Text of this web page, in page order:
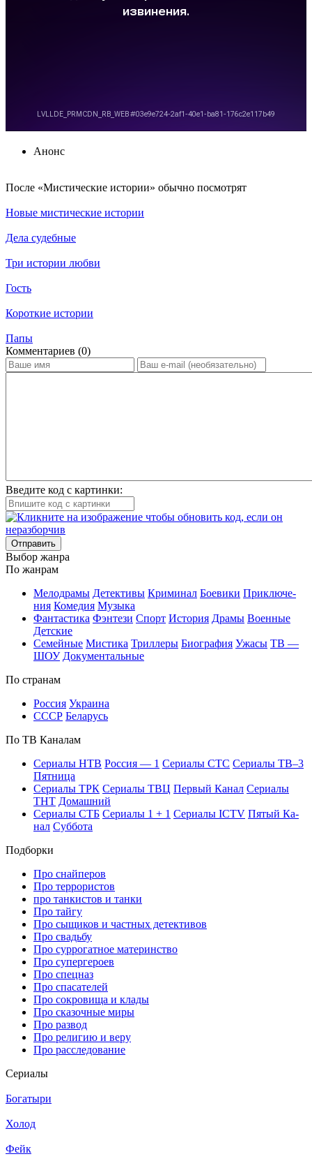
Анонс
По­сле «Мистические истории» обыч­но по­смот­рят
Новые мистические истории
Дела судебные
Три истории любви
Гость
Короткие истории
Папы
Ком­мен­та­ри­ев (0)
Введите код с картинки:
Отправить
Вы­бор жан­ра
По жан­рам
Ме­ло­дра­мы Де­тек­ти­вы Кри­ми­нал Бое­ви­ки При­клю­че­
ния Ко­ме­дия Му­зы­ка
Фан­та­сти­ка Фэн­те­зи Спорт Ис­то­рия Дра­мы Во­ен­ные
Дет­ские
Се­мей­ные Мис­ти­ка Трил­ле­ры Био­гра­фия Ужа­сы ТВ —
ШОУ До­ку­мен­таль­ные
По стра­нам
Рос­сия Ук­раи­на
СССР Бе­ла­русь
По ТВ Ка­на­лам
Се­риа­лы НТВ Рос­сия — 1 Се­риа­лы СТС Се­риа­лы ТВ–3
Пят­ни­ца
Се­риа­лы ТРК Се­риа­лы ТВЦ Пер­вый Ка­нал Се­риа­лы
ТНТ До­маш­ний
Се­риа­лы СТБ Се­риа­лы 1 + 1 Се­риа­лы ICTV Пя­тый Ка­
нал Суб­бо­та
Подборки
Про снайперов
Про террористов
про танкистов и танки
Про тайгу
Про сыщиков и частных детективов
Про свадьбу
Про суррогатное материнство
Про супергероев
Про спецназ
Про спасателей
Про сокровища и клады
Про сказочные миры
Про развод
Про религию и веру
Про расследование
Се­риа­лы
Богатыри
Холод
Фейк